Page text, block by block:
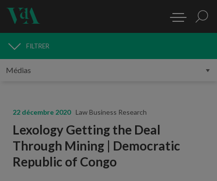
MÉDIAS
FILTRER
22 décembre 2020 Law Business Research
Lexology Getting the Deal
Through Mining | Democratic
Republic of Congo